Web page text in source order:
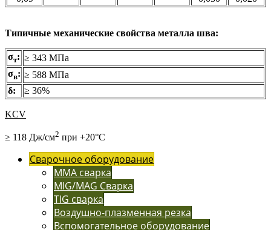
Типичные механические свойства металла шва:
σт: ≥ 343 МПа
σв: ≥ 588 МПа
δ:
≥ 36%
KCV
≥ 118 Дж/см2 при +20°С
Сварочное оборудование
MMA сварка
MIG/MAG Сварка
TIG сварка
Воздушно-плазменная резка
Вспомогательное оборудование